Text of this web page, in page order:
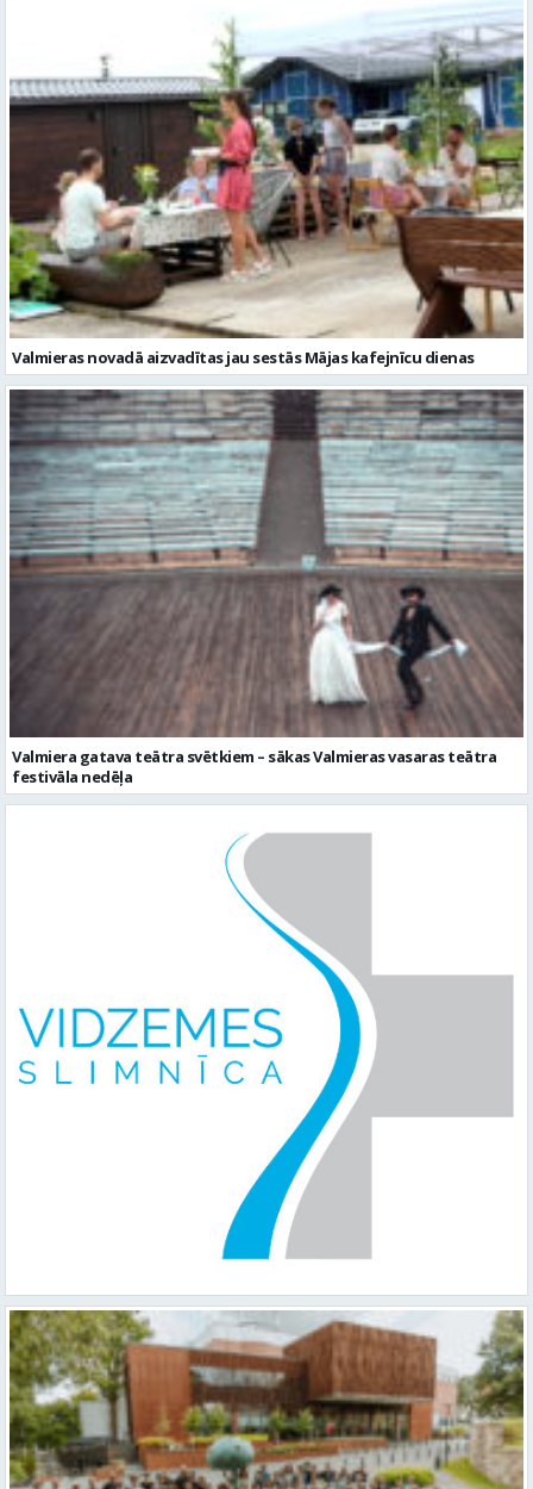
Valmieras novadā aizvadītas jau sestās Mājas kafejnīcu dienas
Valmiera gatava teātra svētkiem – sākas Valmieras vasaras teātra
festivāla nedēļa